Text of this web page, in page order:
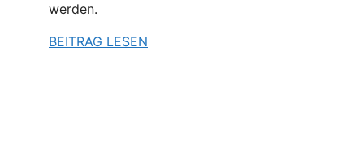
werden.
BEITRAG LESEN